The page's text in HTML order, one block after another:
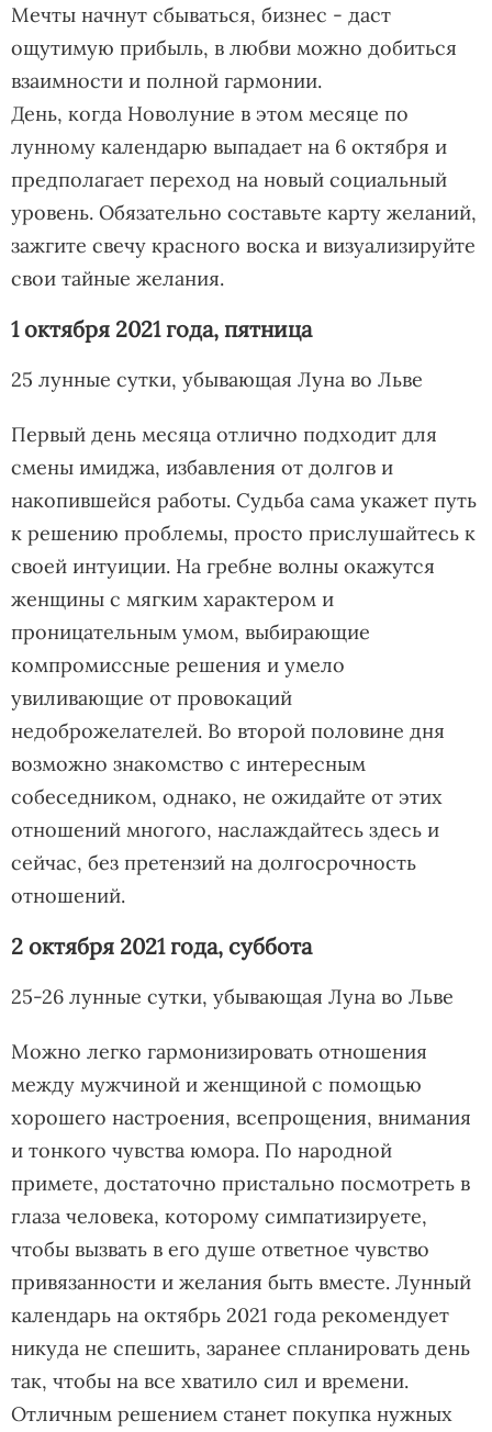
Мечты начнут сбываться, бизнес - даст
ощутимую прибыль, в любви можно добиться
взаимности и полной гармонии.
День, когда Новолуние в этом месяце по
лунному календарю выпадает на 6 октября и
предполагает переход на новый социальный
уровень. Обязательно составьте карту желаний,
зажгите свечу красного воска и визуализируйте
свои тайные желания.
1 октября 2021 года, пятница
25 лунные сутки, убывающая Луна во Льве
Первый день месяца отлично подходит для
смены имиджа, избавления от долгов и
накопившейся работы. Судьба сама укажет путь
к решению проблемы, просто прислушайтесь к
своей интуиции. На гребне волны окажутся
женщины с мягким характером и
проницательным умом, выбирающие
компромиссные решения и умело
увиливающие от провокаций
недоброжелателей. Во второй половине дня
возможно знакомство с интересным
собеседником, однако, не ожидайте от этих
отношений многого, наслаждайтесь здесь и
сейчас, без претензий на долгосрочность
отношений.
2 октября 2021 года, суббота
25-26 лунные сутки, убывающая Луна во Льве
Можно легко гармонизировать отношения
между мужчиной и женщиной с помощью
хорошего настроения, всепрощения, внимания
и тонкого чувства юмора. По народной
примете, достаточно пристально посмотреть в
глаза человека, которому симпатизируете,
чтобы вызвать в его душе ответное чувство
привязанности и желания быть вместе. Лунный
календарь на октябрь 2021 года рекомендует
никуда не спешить, заранее спланировать день
так, чтобы на все хватило сил и времени.
Отличным решением станет покупка нужных